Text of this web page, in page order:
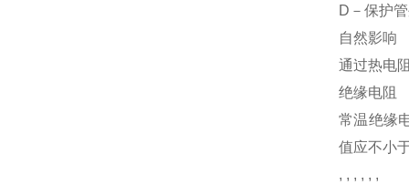
D－保护
自然影响
通过热电
绝缘电阻
常温绝缘
值应不小
, , , , , ,